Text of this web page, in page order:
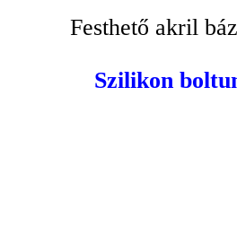
Festhető akril
Szilikon